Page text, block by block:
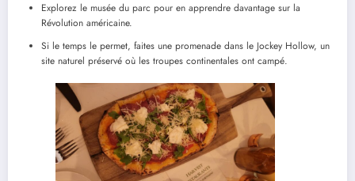
Explorez le musée du parc pour en apprendre davantage sur la
Révolution américaine.
Si le temps le permet, faites une promenade dans le Jockey Hollow, un
site naturel préservé où les troupes continentales ont campé.